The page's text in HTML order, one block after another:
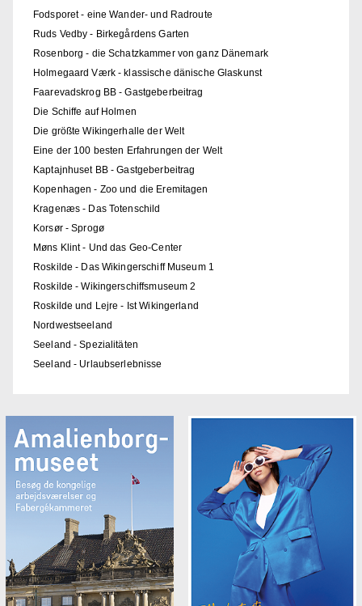
Fodsporet - eine Wander- und Radroute
Ruds Vedby - Birkegårdens Garten
Rosenborg - die Schatzkammer von ganz Dänemark
Holmegaard Værk - klassische dänische Glaskunst
Faarevadskrog BB - Gastgeberbeitrag
Die Schiffe auf Holmen
Die größte Wikingerhalle der Welt
Eine der 100 besten Erfahrungen der Welt
Kaptajnhuset BB - Gastgeberbeitrag
Kopenhagen - Zoo und die Eremitagen
Kragenæs - Das Totenschild
Korsør - Sprogø
Møns Klint - Und das Geo-Center
Roskilde - Das Wikingerschiff Museum 1
Roskilde - Wikingerschiffsmuseum 2
Roskilde und Lejre - Ist Wikingerland
Nordwestseeland
Seeland - Spezialitäten
Seeland - Urlaubserlebnisse